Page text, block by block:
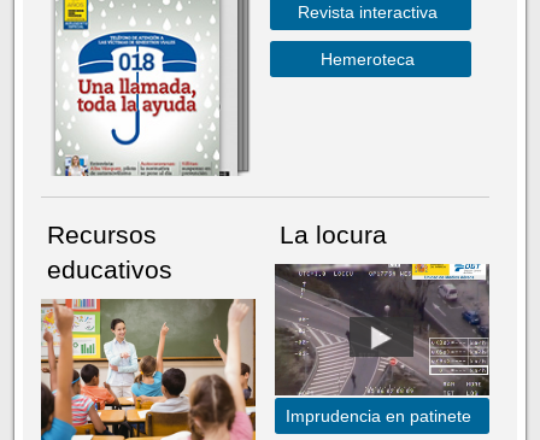
Revista interactiva
Hemeroteca
Recursos
educativos
La locura
Imprudencia en patinete